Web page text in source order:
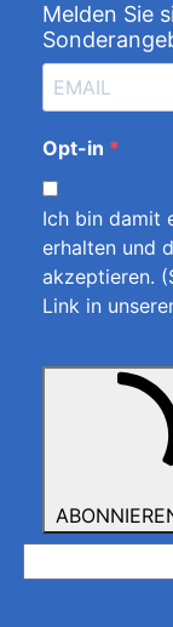
Melden Sie
Opt-in
Ich bin damit
erhalten und
akzeptieren.
Link in